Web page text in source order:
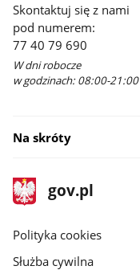
Skontaktuj się z nami
pod numerem:
77 40 79 690
W dni robocze
w godzinach: 08:00-21:00
Na skróty
stopka
gov.pl
Strona
gov.pl
gov.pl
Polityka cookies
Służba cywilna